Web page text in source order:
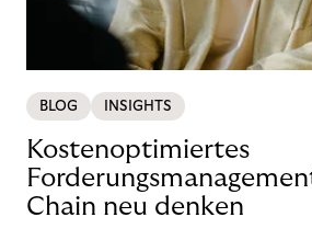
BLOG INSIGHTS
Kostenoptimiertes
Chain neu denken